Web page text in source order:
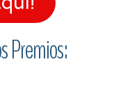
Premios: